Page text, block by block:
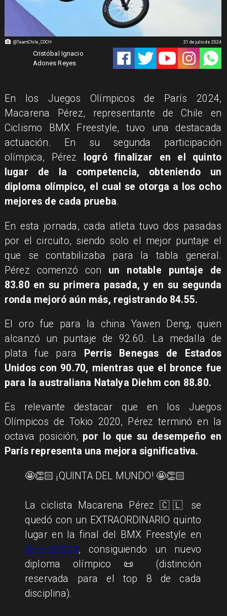
@TeamChile_COCH
Cristóbal Ignacio
Adones Reyes
31 de julio de 2024
En los Juegos Olímpicos de París 2024,
Macarena Pérez, representante de Chile en
Ciclismo BMX Freestyle, tuvo una destacada
actuación. En su segunda participación
olímpica, Pérez logró finalizar en el quinto
lugar de la competencia, obteniendo un
diploma olímpico, el cual se otorga a los ocho
mejores de cada prueba.
En esta jornada, cada atleta tuvo dos pasadas
por el circuito, siendo solo el mejor puntaje el
que se contabilizaba para la tabla general.
Pérez comenzó con un notable puntaje de
83.80 en su primera pasada, y en su segunda
ronda mejoró aún más, registrando 84.55.
El oro fue para la china Yawen Deng, quien
alcanzó un puntaje de 92.60. La medalla de
plata fue para Perris Benegas de Estados
Unidos con 90.70, mientras que el bronce fue
para la australiana Natalya Diehm con 88.80.
Es relevante destacar que en los Juegos
Olímpicos de Tokio 2020, Pérez terminó en la
octava posición, por lo que su desempeño en
París representa una mejora significativa.
🤩👏🏻 ¡QUINTA DEL MUNDO! 🤩👏🏻
La ciclista Macarena Pérez 🇨🇱 se
quedó con un EXTRAORDINARIO quinto
lugar en la final del BMX Freestyle en
@paris2024, consiguiendo un nuevo
diploma olímpico 📜 (distinción
reservada para el top 8 de cada
disciplina).